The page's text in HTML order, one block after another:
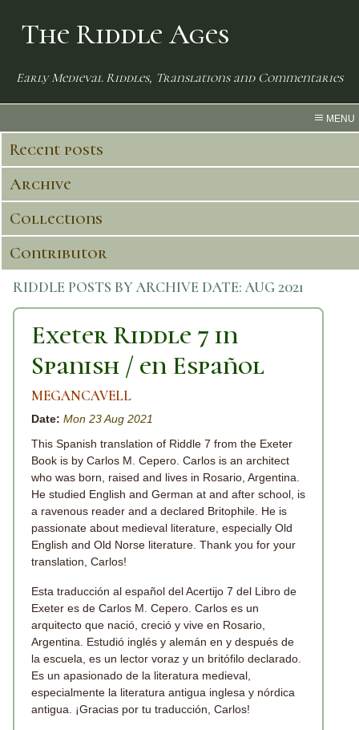
The Riddle Ages
Early Medieval Riddles, Translations and Commentaries
MENU
Recent posts
Archive
Collections
Contributor
RIDDLE POSTS BY ARCHIVE DATE:AUG 2021
Exeter Riddle 7 in
Spanish / en Español
MEGANCAVELL
Date: Mon 23 Aug 2021
This Spanish translation of Riddle 7 from the Exeter
Book is by Carlos M. Cepero. Carlos is an architect
who was born, raised and lives in Rosario, Argentina.
He studied English and German at and after school, is
a ravenous reader and a declared Britophile. He is
passionate about medieval literature, especially Old
English and Old Norse literature. Thank you for your
translation, Carlos!
Esta traducción al español del Acertijo 7 del Libro de
Exeter es de Carlos M. Cepero. Carlos es un
arquitecto que nació, creció y vive en Rosario,
Argentina. Estudió inglés y alemán en y después de
la escuela, es un lector voraz y un britófilo declarado.
Es un apasionado de la literatura medieval,
especialmente la literatura antigua inglesa y nórdica
antigua. ¡Gracias por tu traducción, Carlos!